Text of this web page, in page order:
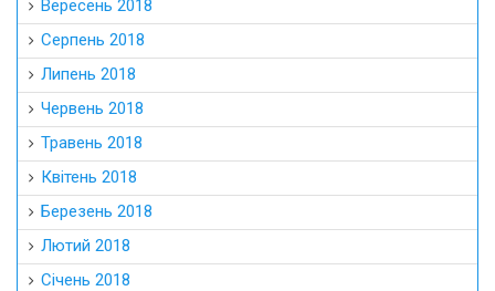
Вересень 2018
Серпень 2018
Липень 2018
Червень 2018
Травень 2018
Квітень 2018
Березень 2018
Лютий 2018
Січень 2018